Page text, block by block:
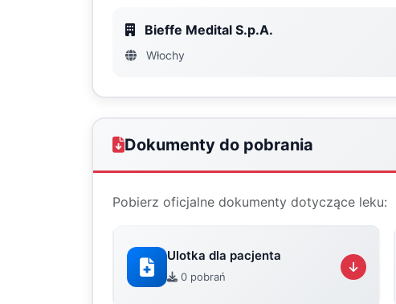
Bieffe Medital S.p.A.
Włochy
Dokumenty do pobrania
Pobierz oficjalne dokumenty dotyczące leku:
Ulotka dla pacjenta
0 pobrań